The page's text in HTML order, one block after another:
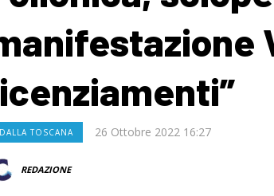
DALLA TOSCANA 26 Ottobre 2022 16:27
REDAZIONE